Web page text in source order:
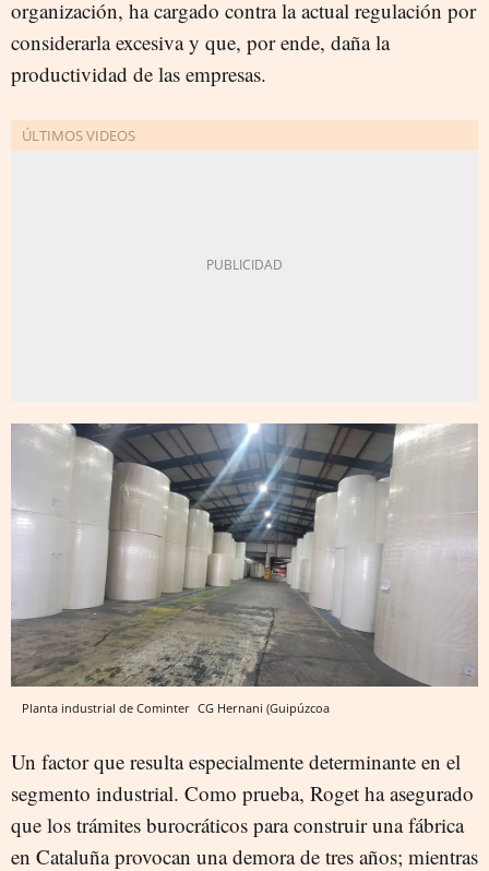
organización, ha cargado contra la actual regulación por
considerarla excesiva y que, por ende, daña la
productividad de las empresas.
Planta industrial de Cominter CG Hernani (Guipúzcoa
Un factor que resulta especialmente determinante en el
segmento industrial. Como prueba, Roget ha asegurado
que los trámites burocráticos para construir una fábrica
en Cataluña provocan una demora de tres años; mientras